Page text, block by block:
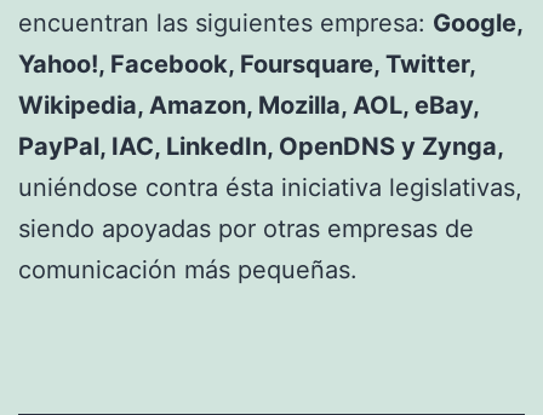
encuentran las siguientes empresa: Google,
Yahoo!, Facebook, Foursquare, Twitter,
Wikipedia, Amazon, Mozilla, AOL, eBay,
PayPal, IAC, LinkedIn, OpenDNS y Zynga,
uniéndose contra ésta iniciativa legislativas,
siendo apoyadas por otras empresas de
comunicación más pequeñas.